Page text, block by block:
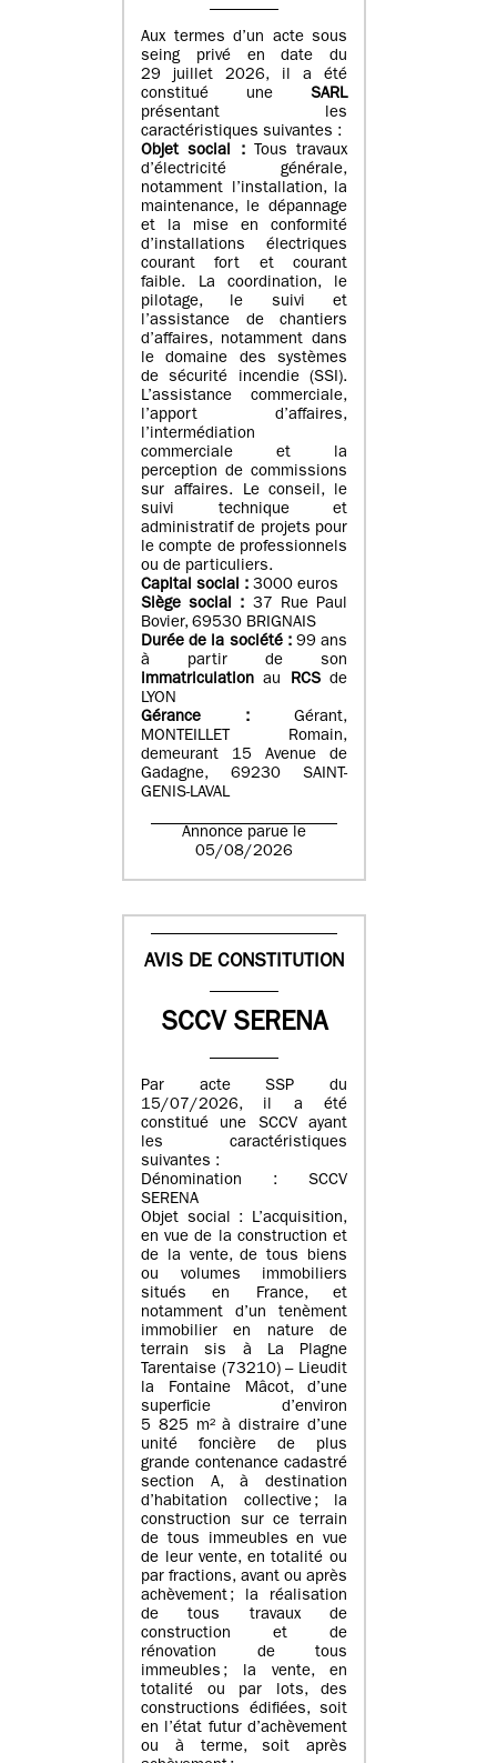
Aux termes d’un acte sous
seing privé en date du
29 juillet 2026, il a été
constitué une SARL
présentant les
caractéristiques suivantes :
Objet social :
Tous travaux
d’électricité générale,
notamment l’installation, la
maintenance, le dépannage
et la mise en conformité
d’installations électriques
courant fort et courant
faible. La coordination, le
pilotage, le suivi et
l’assistance de chantiers
d’affaires, notamment dans
le domaine des systèmes
de sécurité incendie (SSI).
L’assistance commerciale,
l’apport d’affaires,
l’intermédiation
commerciale et la
perception de commissions
sur affaires. Le conseil, le
suivi technique et
administratif de projets pour
le compte de professionnels
ou de particuliers.
Capital social : 3000 euros
Siège social : 37 Rue Paul
Bovier, 69530 BRIGNAIS
Durée de la société : 99 ans
à partir de son
immatriculation au RCSde
LYON
Gérance :
Gérant,
MONTEILLET Romain,
demeurant 15 Avenue de
Gadagne, 69230 SAINT-
GENIS-LAVAL
Annonce parue le
05/08/2026
AVIS DE CONSTITUTION
SCCV SERENA
Par acte SSP du
15/07/2026, il a été
constitué une SCCV ayant
les caractéristiques
suivantes :
Dénomination : SCCV
SERENA
Objet social : L’acquisition,
en vue de la construction et
de la vente, de tous biens
ou volumes immobiliers
situés en France, et
notamment d’un tenèment
immobilier en nature de
terrain sis à La Plagne
Tarentaise (73210) – Lieudit
la Fontaine Mâcot, d’une
superficie d’environ
5 825 m² à distraire d’une
unité foncière de plus
grande contenance cadastré
section A, à destination
d’habitation collective ; la
construction sur ce terrain
de tous immeubles en vue
de leur vente, en totalité ou
par fractions, avant ou après
achèvement ; la réalisation
de tous travaux de
construction et de
rénovation de tous
immeubles ; la vente, en
totalité ou par lots, des
constructions édifiées, soit
en l’état futur d’achèvement
ou à terme, soit après